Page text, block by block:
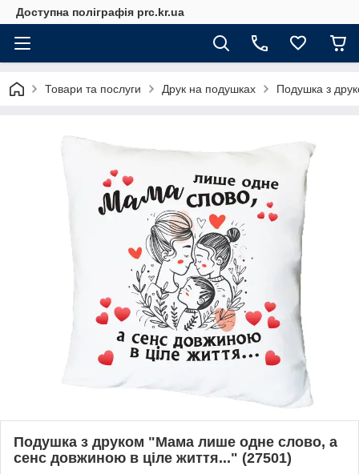
Доступна поліграфія prc.kr.ua
Товари та послуги Друк на подушках Подушка з
Подушка з друком "Мама лише одне слово, а
сенс довжиною в ціле життя..." (27501)